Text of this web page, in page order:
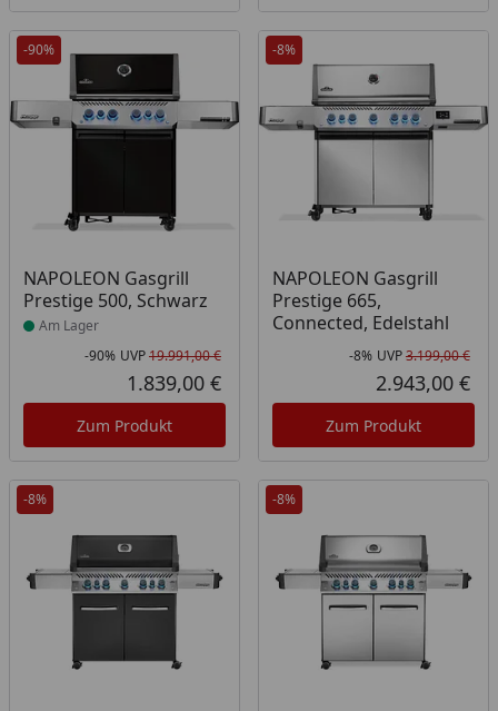
-90%
NAPOLEON Gasgrill
Prestige 500, Schwarz
Produkt am Lager
Am Lager
Rabatt in Prozent
-90%
Ursprünglicher Preis
UVP19.991,00 €
Aktueller Preis
1.839,00 €
Zum Produkt
-8%
NAPOLEON Gasgrill
Prestige 665,
Connected, Edelstahl
-8% UVP3.199,00 €
2.943,00 €
Zum Produkt
-8% -8%